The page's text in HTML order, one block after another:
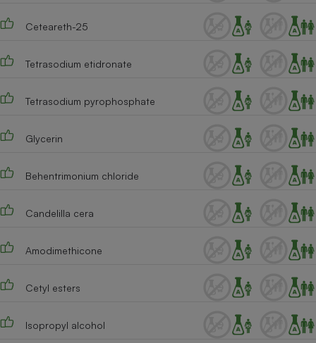
Ceteareth-25
Tetrasodium etidronate
Tetrasodium pyrophosphate
Glycerin
Behentrimonium chloride
Candelilla cera
Amodimethicone
Cetyl esters
Isopropyl alcohol